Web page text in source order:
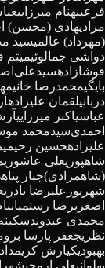
فرعیبهنام میرزایی
مرادیهادی (محسن)
(مهرداد) عالمیسید
دواشی جمالوئیمیثم
فوشازاده
بایگیمحمدرضا خانی
دربانیلقمان علیزاده
عباسیاکبر میرزایی
احمدی‌سیدمحمد
علیزادهحسین رحیمی
شاهپوریعلی عاشوری
(شاهمرادی)جبار
شهریور علیرضا نادری
اصغریرضا رستمیان
محمدی عبدوند
نظریجعفر پارسا
بهبودیکیارش
پهلوانیعلی اروجی